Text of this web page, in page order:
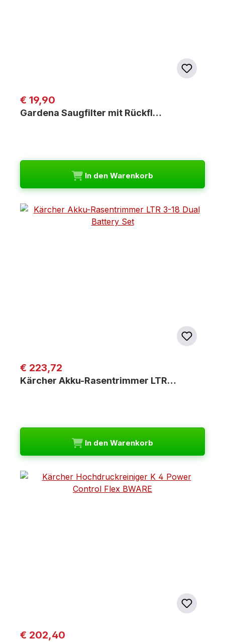
Regulärer Preis:
€ 19,90
Gardena Saugfilter mit Rückfl…
In den Warenkorb
Regulärer Preis:
€ 223,72
Kärcher Akku-Rasentrimmer LTR…
In den Warenkorb
Regulärer Preis:
€ 202,40